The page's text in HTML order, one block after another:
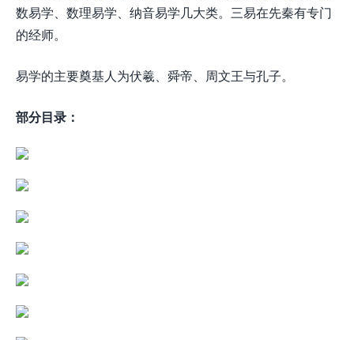
数易学、数理易学、纳音易学几大类。三易在先秦有专门
的经师。
易学的主要奠基人为伏羲、舜帝、周文王与孔子。
部分目录：